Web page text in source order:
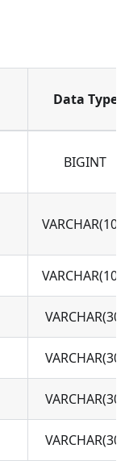
Data Type
BIGINT
VARCHAR(100)
VARCHAR(100)
VARCHAR(30)
VARCHAR(30)
VARCHAR(30)
VARCHAR(30)